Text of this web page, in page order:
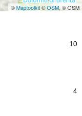
©Maptoolkit©OSM, © OSM
10
4